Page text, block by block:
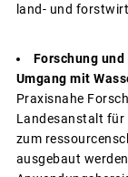
land- und
Forschung
Umgang mit
Praxisnahe
Landesanstalt für
zum
ausgebaut